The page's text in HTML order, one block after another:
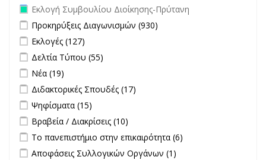
Remove Εκλογή Συμβουλίου Διοίκησης-Πρύτανη filter
Εκλογή Συμβουλίου Διοίκησης-Πρύτανη
Apply Προκηρύξεις Διαγωνισμών filter
Προκηρύξεις Διαγωνισμών (930)
Apply Εκλογές filter
Εκλογές (127)
Apply Δελτία Τύπου filter
Δελτία Τύπου (55)
Apply Νέα filter
Νέα (19)
Apply Διδακτορικές Σπουδές filter
Διδακτορικές Σπουδές (17)
Apply Ψηφίσματα filter
Ψηφίσματα (15)
Apply Βραβεία / Διακρίσεις filter
Βραβεία / Διακρίσεις (10)
Apply Το πανεπιστήμιο στην επικαιρότητα filter
Το πανεπιστήμιο στην επικαιρότητα (6)
Apply Αποφάσεις Συλλογικών Οργάνων filter
Αποφάσεις Συλλογικών Οργάνων (1)